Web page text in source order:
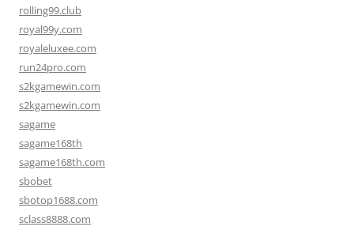
rolling99.club
royal99y.com
royaleluxee.com
run24pro.com
s2kgamewin.com
s2kgamewin.com
sagame
sagame168th
sagame168th.com
sbobet
sbotop1688.com
sclass8888.com